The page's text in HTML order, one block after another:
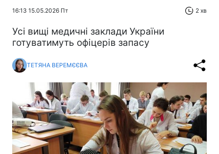
16:13 15.05.2026 Пт 2 хв
Усі вищі медичні заклади України
готуватимуть офіцерів запасу
ТЕТЯНА ВЕРЕМЄЄВА